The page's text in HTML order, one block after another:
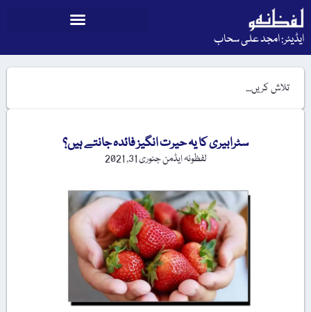
ایڈیٹر: امجد علی سحاب
سٹرابیری کا یہ حیرت انگیز فائدہ جانتے ہیں؟
لفظونہ ایڈمنجنوری 31, 2021